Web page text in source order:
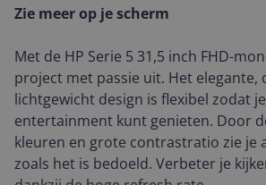
Zie meer op je scherm
Met de HP Serie 5 31,5 inch FHD-
project met passie uit. Het elegante,
lichtgewicht design is flexibel zodat
entertainment kunt genieten. Door
kleuren en grote contrastratio zie je
zoals het is bedoeld. Verbeter je